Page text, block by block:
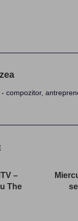
compozitor,
–
The